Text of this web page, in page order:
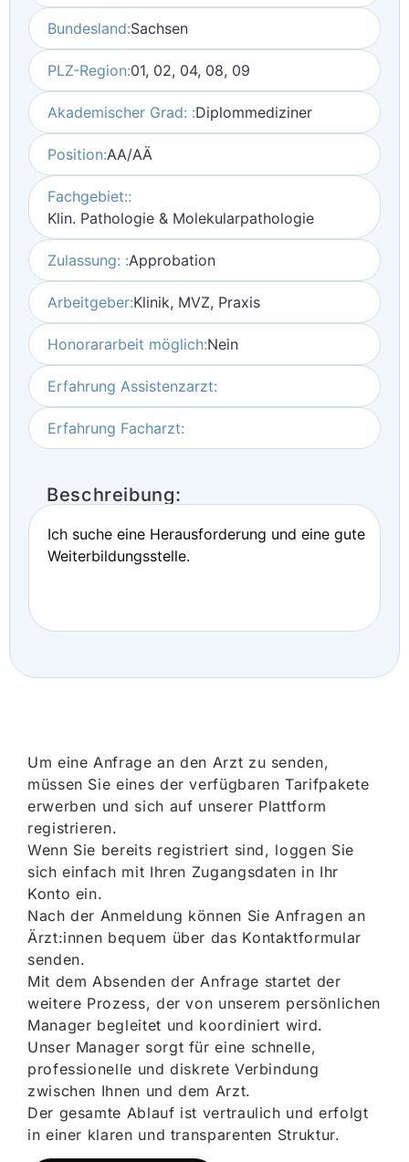
Bundesland:Sachsen
PLZ-Region:01, 02, 04, 08, 09
Akademischer Grad: :Diplommediziner
Position:AA/AÄ
Fachgebiet::
Klin. Pathologie & Molekularpathologie
Zulassung: :Approbation
Arbeitgeber:Klinik, MVZ, Praxis
Honorararbeit möglich:Nein
Erfahrung Assistenzarzt:
Erfahrung Facharzt:
Beschreibung:
Ich suche eine Herausforderung und eine gute
Weiterbildungsstelle.
Um eine Anfrage an den Arzt zu senden,
müssen Sie eines der verfügbaren Tarifpakete
erwerben und sich auf unserer Plattform
registrieren.
Wenn Sie bereits registriert sind, loggen Sie
sich einfach mit Ihren Zugangsdaten in Ihr
Konto ein.
Nach der Anmeldung können Sie Anfragen an
Ärzt:innen bequem über das Kontaktformular
senden.
Mit dem Absenden der Anfrage startet der
weitere Prozess, der von unserem persönlichen
Manager begleitet und koordiniert wird.
Unser Manager sorgt für eine schnelle,
professionelle und diskrete Verbindung
zwischen Ihnen und dem Arzt.
Der gesamte Ablauf ist vertraulich und erfolgt
in einer klaren und transparenten Struktur.